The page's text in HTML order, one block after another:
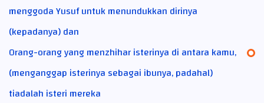
menggoda Yusuf untuk menundukkan dirinya
(kepadanya) dan
Orang-orang yang menzhihar isterinya di antara kamu,
(menganggap isterinya sebagai ibunya, padahal)
tiadalah isteri mereka